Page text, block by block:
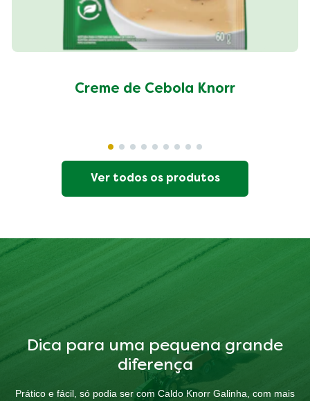
Creme de Cebola Knorr
Ver todos os produtos
Dica para uma pequena grande
diferença
Prático e fácil, só podia ser com Caldo Knorr Galinha, com mais